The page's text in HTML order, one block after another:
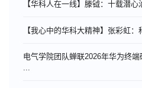
【华科人在一线】滕钺：十载潜
【我心中的华科大精神】张彩虹
电气学院团队蝉联2026年华为终